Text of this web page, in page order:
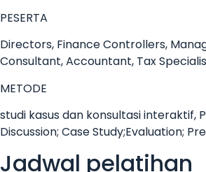
PESERTA
Directors, Finance Controllers,
Consultant, Accountant, Tax
METODE
studi kasus dan konsultasi interaktif,
Discussion; Case Study;Evaluation;
Jadwal pelatihan